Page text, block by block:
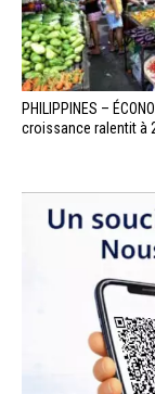
PHILIPPINES –
croissance ralentit à